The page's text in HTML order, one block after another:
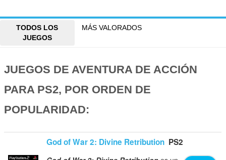
TODOS LOS
JUEGOS
MÁS VALORADOS
JUEGOS DE AVENTURA DE ACCIÓN
PARA PS2, POR ORDEN DE
POPULARIDAD:
God of War 2: Divine Retribution PS2